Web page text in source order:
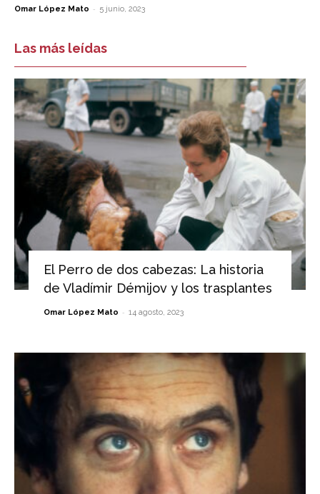
Omar López Mato - 5 junio, 2023
Las más leídas
El Perro de dos cabezas: La historia
de Vladímir Démijov y los trasplantes
Omar López Mato - 14 agosto, 2023